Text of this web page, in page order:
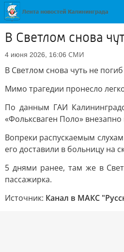
В Светлом снова
4 июня 2026, 16:06 СМИ
В Светлом снова чуть не
Мимо трагедии пронесло
По данным ГАИ
«Фольксваген Поло»
Вопреки распускаемым
его доставили в больницу на
5 днями ранее, там же в
пассажирка.
Источник: Канал в МАКС